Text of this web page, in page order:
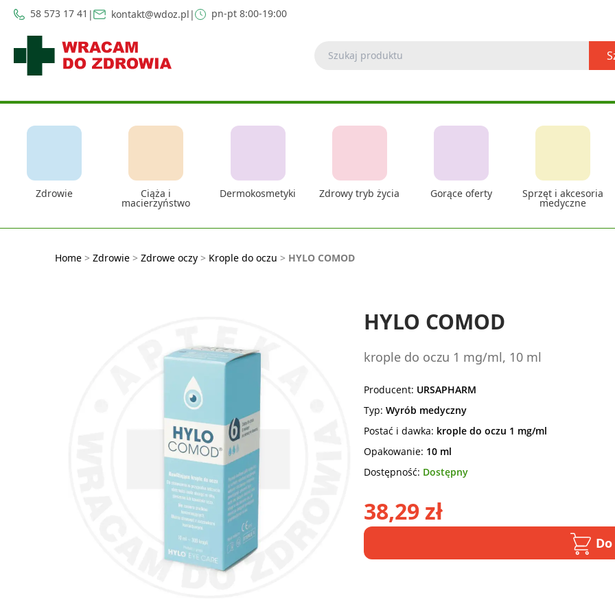
58 573 17 41 | kontakt@wdoz.pl | pn-pt 8:00-19:00
Zdrowie Ciąża i
macierzyństwo
Dermokosmetyki Zdrowy tryb życia Gorące oferty Sprzęt i akcesoria
medyczne
Home > Zdrowie > Zdrowe oczy > Krople do oczu > HYLO COMOD
HYLO COMOD
krople do oczu 1 mg/ml, 10 ml
Producent: URSAPHARM
Typ: Wyrób medyczny
Postać i dawka: krople do oczu 1 mg/ml
Opakowanie: 10 ml
Dostępność: Dostępny
38,29 zł